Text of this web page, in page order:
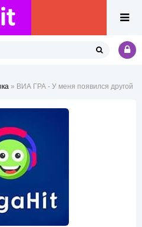
» ВИА ГРА - У меня появился другой